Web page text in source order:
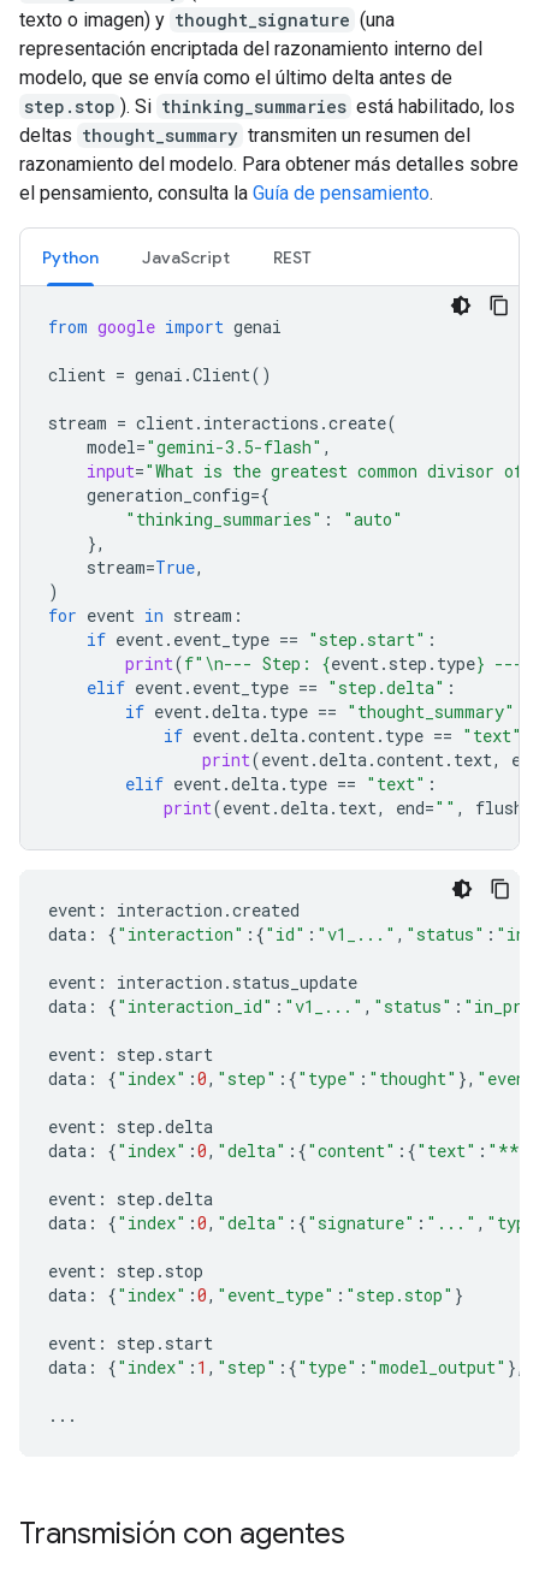
texto o imagen) y thought_signature (una
representación encriptada del razonamiento interno del
modelo, que se envía como el último delta antes de
step.stop ). Si thinking_summaries está habilitado, los
deltas thought_summary transmiten un resumen del
razonamiento del modelo. Para obtener más detalles sobre
el pensamiento, consulta la Guía de pensamiento.
Python JavaScript REST
from google import genai
client = genai .Client()
stream = client. interactions .create(
model="gemini-3.5-flash" ,
input="What is the greatest common divisor of
generation_config={
"thinking_summaries" :
"auto"
},
stream=True,
)
for event in stream :
if event. event_type == "step.start" :
print(f" \n--- Step: {event. step . type} ---"
elif event. event_type == "step.delta" :
if event.delta. type == "thought_summary"
if event.delta.content. type == "text"
print(event.delta.content. text,
end
elif event.delta. type == "text" :
print(event.delta. text, end="" , flush
event : interaction .created
data : {"interaction" :{"id" : "v1_..." , "status" :
event : interaction . status_update
data : {"interaction_id" : "v1_..." , "status" :
event : step . start
data : {"index" :0, "step" :{"type" : "thought" },
event : step .delta
data : {"index" :0, "delta" :{"content" :{"text" :
event : step .delta
data : {"index" :0, "delta" :{"signature" : "..." ,
event : step . stop
data : {"index" :0, "event_type" : "step.stop" }
event : step . start
data : {"index" : 1 , "step" :{"type" : "model_output" },
...
Transmisión con agentes